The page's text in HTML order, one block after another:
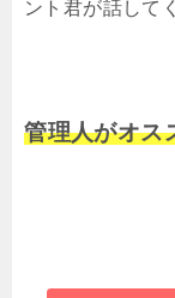
ント君が話して
管理人がオス